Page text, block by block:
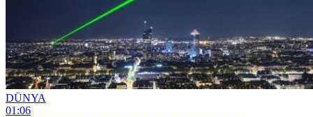
DÜNYA
01:06